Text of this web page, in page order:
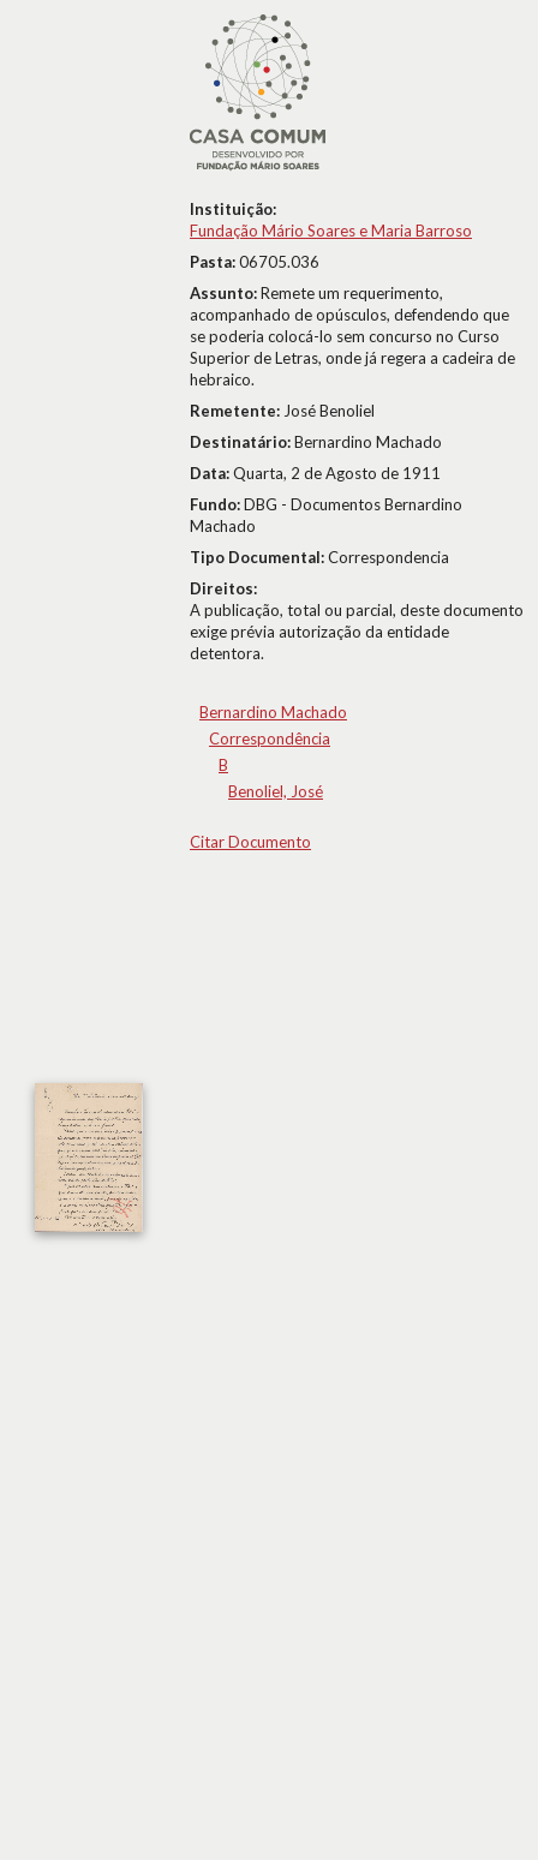
Instituição:
Fundação Mário Soares e Maria Barroso
Pasta:06705.036
Assunto:Remete um requerimento,
acompanhado de opúsculos, defendendo que
se poderia colocá-lo sem concurso no Curso
Superior de Letras, onde já regera a cadeira de
hebraico.
Remetente: José Benoliel
Destinatário:Bernardino Machado
Data:Quarta, 2 de Agosto de 1911
Fundo:DBG - Documentos Bernardino
Machado
Tipo Documental:Correspondencia
Direitos:
A publicação, total ou parcial, deste documento
exige prévia autorização da entidade
detentora.
Bernardino Machado
Correspondência
B
Benoliel, José
Citar Documento